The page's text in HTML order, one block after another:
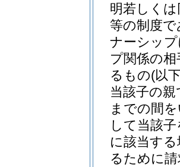
明若しく
等の制度
ナーシッ
プ関係の
るもの(以
当該子の
までの間
して当該
に該当す
るために